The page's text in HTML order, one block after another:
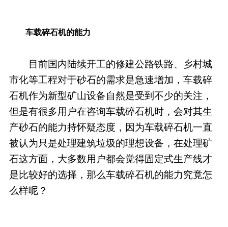
车载碎石机的能力
目前国内陆续开工的修建公路铁路、乡村城
市化等工程对于砂石的需求是急速增加，车载碎
石机作为新型矿山设备自然是受到不少的关注，
但是有很多用户在咨询车载碎石机时，会对其生
产砂石的能力持怀疑态度，因为车载碎石机一直
被认为只是处理建筑垃圾的理想设备，在处理矿
石这方面，大多数用户都会觉得固定式生产线才
是比较好的选择，那么车载碎石机的能力究竟怎
么样呢？